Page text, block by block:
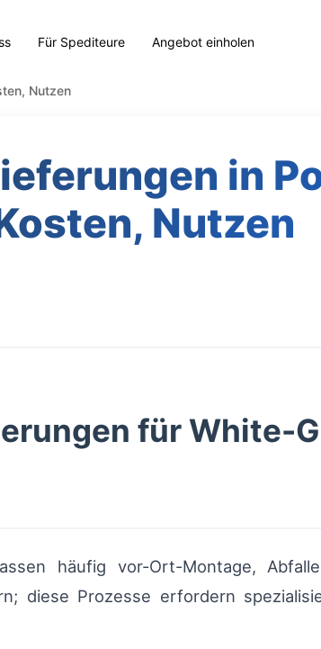
Für Spediteure Angebot einholen
Nutzen
in
Nutzen
für White-
häufig vor-Ort-Montage,
diese Prozesse erfordern